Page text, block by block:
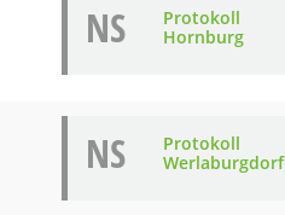
NS
Protokoll
Hornburg
NS
Protokoll
Werlaburgdorf